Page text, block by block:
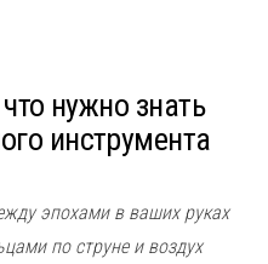
нужно знать
инструмента
эпохами в ваших руках
по струне и воздух